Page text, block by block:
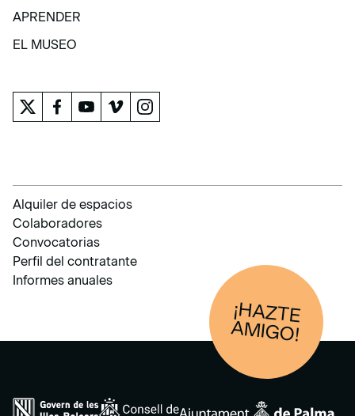
COLECCIÓN
APRENDER
APRENDER
EL MUSEO
Alquiler de espacios
Colaboradores
Convocatorias
Perfil del contratante
Informes anuales
¡HAZTE
AM
IGO!